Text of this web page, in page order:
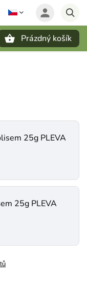
Prázdný košík
25g PLEVA
25g PLEVA